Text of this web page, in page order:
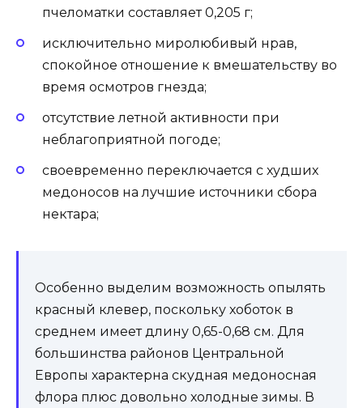
пчеломатки составляет 0,205 г;
исключительно миролюбивый нрав,
спокойное отношение к вмешательству во
время осмотров гнезда;
отсутствие летной активности при
неблагоприятной погоде;
своевременно переключается с худших
медоносов на лучшие источники сбора
нектара;
Особенно выделим возможность опылять
красный клевер, поскольку хоботок в
среднем имеет длину 0,65-0,68 см. Для
большинства районов Центральной
Европы характерна скудная медоносная
флора плюс довольно холодные зимы. В